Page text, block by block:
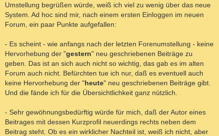
Umstellung begrüßen würde, weiß ich viel zu wenig über das neue
System. Ad hoc sind mir, nach einem ersten Einloggen im neuen
Forum, ein paar Punkte aufgefallen:
- Es scheint - wie anfangs nach der letzten Forenumstellung - keine
Hervorhebung der "gestern" neu geschriebenen Beiträge zu
geben. Das ist an sich auch nicht so wichtig, das gab es im alten
Forum auch nicht. Befürchten tue ich nur, daß es eventuell auch
keine Hervorhebung der "heute" neu geschriebenen Beiträge gibt.
Und die fände ich für die Übersichtlichkeit ganz nützlich.
- Sehr gewöhnungsbedürftig würde für mich, daß der Autor eines
Beitrages mit dessen Kurzprofil neuerdings rechts neben dem
Beitrag steht. Ob es ein wirklicher Nachteil ist, weiß ich nicht, aber